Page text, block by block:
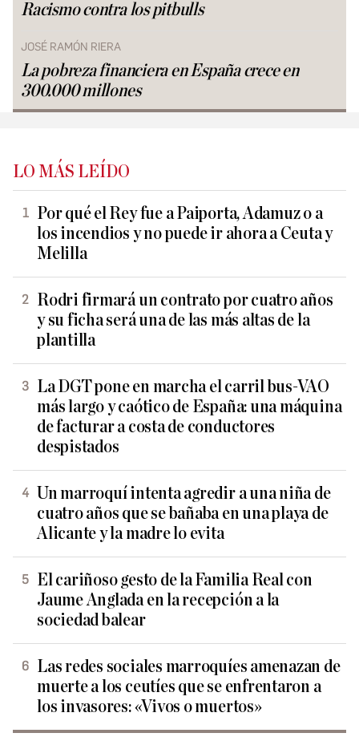
Racismo contra los pitbulls
JOSÉ RAMÓN RIERA
La pobreza financiera en España crece en
300.000 millones
LO MÁS LEÍDO
Por qué el Rey fue a Paiporta, Adamuz o a
los incendios y no puede ir ahora a Ceuta y
Melilla
Rodri firmará un contrato por cuatro años
y su ficha será una de las más altas de la
plantilla
La DGT pone en marcha el carril bus-VAO
más largo y caótico de España: una máquina
de facturar a costa de conductores
despistados
Un marroquí intenta agredir a una niña de
cuatro años que se bañaba en una playa de
Alicante y la madre lo evita
El cariñoso gesto de la Familia Real con
Jaume Anglada en la recepción a la
sociedad balear
Las redes sociales marroquíes amenazan de
muerte a los ceutíes que se enfrentaron a
los invasores: «Vivos o muertos»